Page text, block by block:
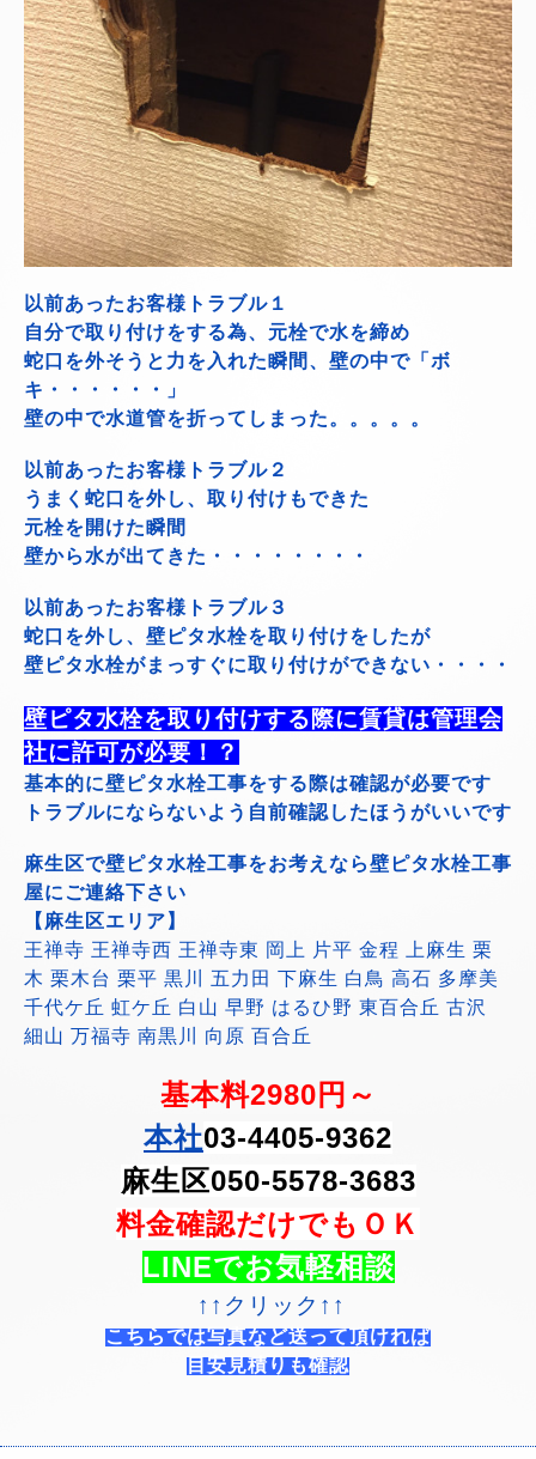
以前あったお客様トラブル１
自分で取り付けをする為、元栓で水を締め
蛇口を外そうと力を入れた瞬間、壁の中で「ボ
キ・・・・・・」
壁の中で水道管を折ってしまった。。。。。
以前あったお客様トラブル２
うまく蛇口を外し、取り付けもできた
元栓を開けた瞬間
壁から水が出てきた・・・・・・・・
以前あったお客様トラブル３
蛇口を外し、壁ピタ水栓を取り付けをしたが
壁ピタ水栓がまっすぐに取り付けができない・・・・
壁ピタ水栓を取り付けする際に賃貸は管理会
社に許可が必要！？
基本的に壁ピタ水栓工事をする際は確認が必要です
トラブルにならないよう自前確認したほうがいいです
麻生区で壁ピタ水栓工事をお考えなら壁ピタ水栓工事
屋にご連絡下さい
【麻生区エリア】
王禅寺 王禅寺西 王禅寺東 岡上 片平 金程 上麻生 栗
木 栗木台 栗平 黒川 五力田 下麻生 白鳥 高石 多摩美
千代ケ丘 虹ケ丘 白山 早野 はるひ野 東百合丘 古沢
細山 万福寺 南黒川 向原 百合丘
基本料2980円～
本社03-4405-9362
麻生区050-5578-3683
料金確認だけでもＯＫ
LINEでお気軽相談
↑↑クリック↑↑
こちらでは写真など送って頂ければ
目安見積りも確認